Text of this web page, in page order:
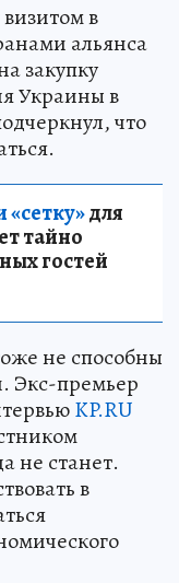
в
альянса
закупку
Украины в
что
для
тайно
гостей
не способны
Экс-премьер
KP.RU
не станет.
в